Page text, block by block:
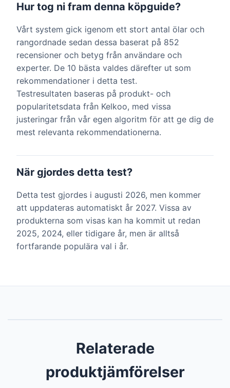
Hur tog ni fram denna köpguide?
Vårt system gick igenom ett stort antal ölar och
rangordnade sedan dessa baserat på 852
recensioner och betyg från användare och
experter. De 10 bästa valdes därefter ut som
rekommendationer i detta test.
Testresultaten baseras på produkt- och
popularitetsdata från Kelkoo, med vissa
justeringar från vår egen algoritm för att ge dig de
mest relevanta rekommendationerna.
När gjordes detta test?
Detta test gjordes i augusti 2026, men kommer
att uppdateras automatiskt år 2027. Vissa av
produkterna som visas kan ha kommit ut redan
2025, 2024, eller tidigare år, men är alltså
fortfarande populära val i år.
Relaterade
produktjämförelser